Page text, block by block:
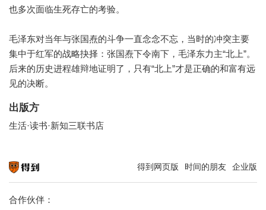
也多次面临生死存亡的考验。
毛泽东对当年与张国焘的斗争一直念念不忘，当时的冲突主要
集中于红军的战略抉择：张国焘下令南下，毛泽东力主“北上”。
后来的历史进程雄辩地证明了，只有“北上”才是正确的和富有远
见的决断。
出版方
生活·读书·新知三联书店
得到网页版 时间的朋友 企业版
合作伙伴：